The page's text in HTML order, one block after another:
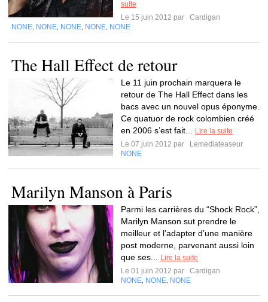
suite
Le 15 juin 2012 par
Cardigan
NONE NONE NONE NONE NONE
The Hall Effect de retour
Le 11 juin prochain marquera le
retour de The Hall Effect dans les
bacs avec un nouvel opus éponyme.
Ce quatuor de rock colombien créé
en 2006 s’est fait...
Lire la suite
Le 07 juin 2012 par
Lemediateaseur
NONE
Marilyn Manson à Paris
Parmi les carrières du “Shock Rock”,
Marilyn Manson sut prendre le
meilleur et l’adapter d’une manière
post moderne, parvenant aussi loin
que ses...
Lire la suite
Le 01 juin 2012 par
Cardigan
NONE NONE NONE